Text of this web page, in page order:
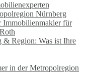
Nürnberg
Immobilienmakler für
Region: Was ist Ihre
in der Metropolregion